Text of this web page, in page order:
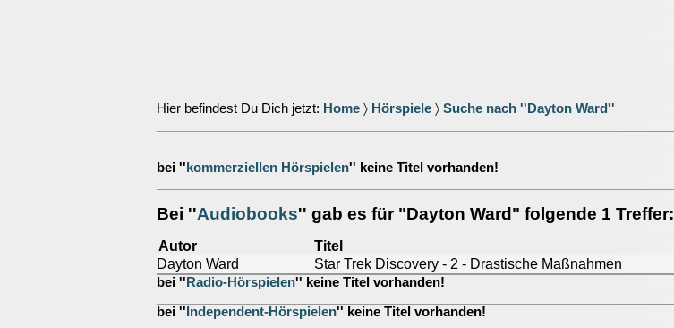
Hier befindest Du Dich jetzt: Home 〉 Hörspiele 〉 Suche nach ''Dayton Ward''
bei '' kommerziellen Hörspielen'' keine Titel vorhanden!
Bei ''Audiobooks'' gab es für "Dayton Ward" folgende 1 Treffer:
Autor Titel
Dayton Ward
Star Trek Discovery - 2 - Drastische Maßnahmen
bei '' Radio-Hörspielen'' keine Titel vorhanden!
bei '' Independent-Hörspielen'' keine Titel vorhanden!